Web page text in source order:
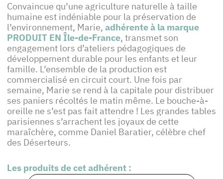
Convaincue qu’une agriculture naturelle à taille
humaine est indéniable pour la préservation de
l’environnement, Marie, adhérente à la marque
PRODUIT EN Île-de-France, transmet son
engagement lors d’ateliers pédagogiques de
développement durable pour les enfants et leur
famille. L’ensemble de la production est
commercialisé en circuit court. Une fois par
semaine, Marie se rend à la capitale pour distribuer
ses paniers récoltés le matin même. Le bouche-à-
oreille ne s’est pas fait attendre ! Les grandes tables
parisiennes s’arrachent les joyaux de cette
maraîchère, comme Daniel Baratier, célèbre chef
des Déserteurs.
Les produits de cet adhérent :